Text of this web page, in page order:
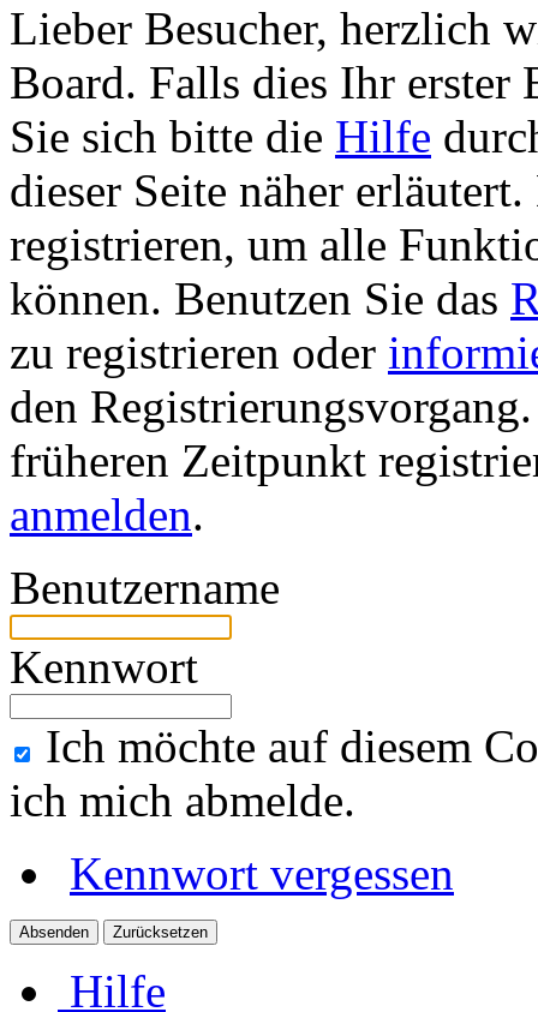
Lieber Besucher, herzlich
Board. Falls dies Ihr erster
Sie sich bitte die Hilfe
dieser Seite näher
registrieren, um alle
können. Benutzen Sie das
zu registrieren oder
den
früheren Zeitpunkt
anmelden.
Benutzername
Kennwort
Ich möchte auf diesem
ich mich abmelde.
Kennwort vergessen
Hilfe